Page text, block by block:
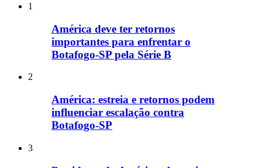
1
América deve ter retornos
importantes para enfrentar o
Botafogo-SP pela Série B
2
América: estreia e retornos podem
influenciar escalação contra
Botafogo-SP
3